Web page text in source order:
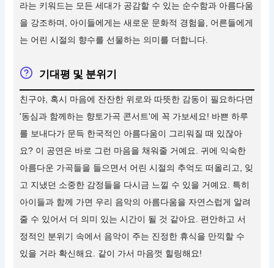
라는 키워드는 모든 세대가 공감할 수 있는 순수함과 아름다움
을 강조하며, 아이들에게는 새로운 문화적 경험을, 어른들에게
는 어린 시절의 향수를 선물하는 의미를 더합니다.
기대평 및 분위기
친구야, 혹시 마음에 잔잔한 위로와 따뜻한 감동이 필요하다면
'동심과 함께하는 향토가곡 콘서트'에 꼭 가보세요! 바쁜 하루
를 보내다가 문득 한국적인 아름다움이 그리워질 때 있잖아
요? 이 공연은 바로 그런 마음을 채워줄 거예요. 귀에 익숙한
아름다운 가곡들을 들으면서 어린 시절의 추억도 떠올리고, 잊
고 지냈던 소중한 감정들을 다시금 느낄 수 있을 거예요. 특히
아이들과 함께 가면 우리 음악의 아름다움을 자연스럽게 알려
줄 수 있어서 더 의미 있는 시간이 될 것 같아요. 편안하고 서
정적인 분위기 속에서 음악이 주는 진정한 휴식을 만끽할 수
있을 거라 확신해요. 같이 가서 마음껏 힐링해요!